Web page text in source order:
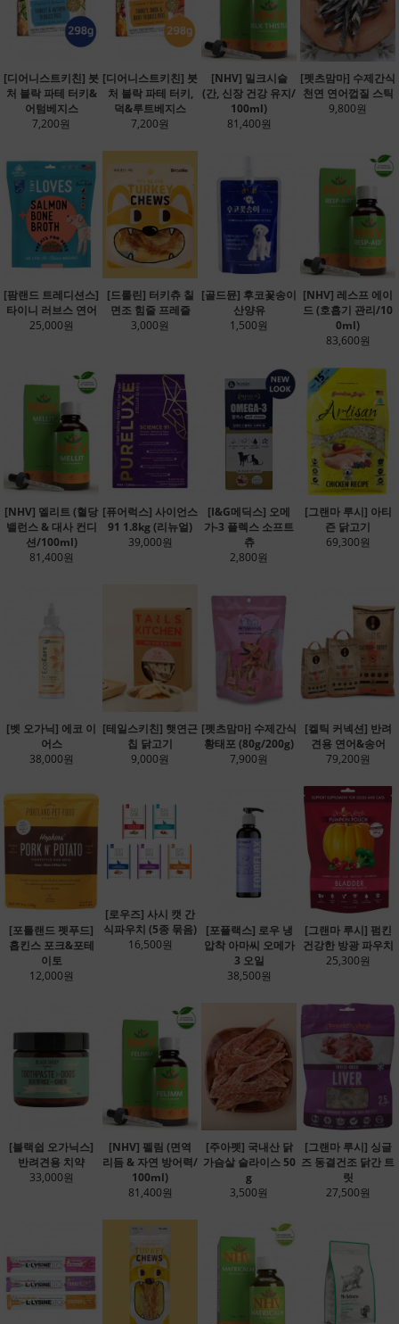
[디어니스트키친] 붓
처 블락 파테 터키&
어텀베지스
7,200원
[디어니스트키친] 붓
처 블락 파테 터키,
덕&루트베지스
7,200원
[NHV] 밀크시슬
(간, 신장 건강 유지/
100ml)
81,400원
[펫츠맘마] 수제간식
천연 연어껍질 스틱
9,800원
[팜랜드 트레디션스]
타이니 러브스 연어
25,000원
[드룰린] 터키츄 칠
면조 힘줄 프레즐
3,000원
[골드뮨] 후코꽃송이
산양유
1,500원
[NHV] 레스프 에이
드 (호흡기 관리/10
0ml)
83,600원
[NHV] 멜리트 (혈당
밸런스 & 대사 컨디
션/100ml)
81,400원
[퓨어럭스] 사이언스
91 1.8kg (리뉴얼)
39,000원
[I&G메딕스] 오메
가-3 플렉스 소프트
츄
2,800원
[그랜마 루시] 아티
즌 닭고기
69,300원
[벳 오가닉] 에코 이
어스
38,000원
[테일스키친] 햇연근
칩 닭고기
9,000원
[펫츠맘마] 수제간식
황태포 (80g/200g)
7,900원
[켈틱 커넥션] 반려
견용 연어&송어
79,200원
[포틀랜드 펫푸드]
홉킨스 포크&포테
이토
12,000원
[로우즈] 사시 캣 간
식파우치 (5종 묶음)
16,500원
[포플랙스] 로우 냉
압착 아마씨 오메가
3 오일
38,500원
[그랜마 루시] 펌킨
건강한 방광 파우치
25,300원
[블랙쉽 오가닉스]
반려견용 치약
33,000원
[NHV] 펠림 (면역
리듬 & 자연 방어력/
100ml)
81,400원
[주아펫] 국내산 닭
가슴살 슬라이스 50
g
3,500원
[그랜마 루시] 싱글
즈 동결건조 닭간 트
릿
27,500원